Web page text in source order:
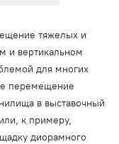
тяжелых и
и вертикальном
для многих
перемещение
в выставочный
к примеру,
диорамного